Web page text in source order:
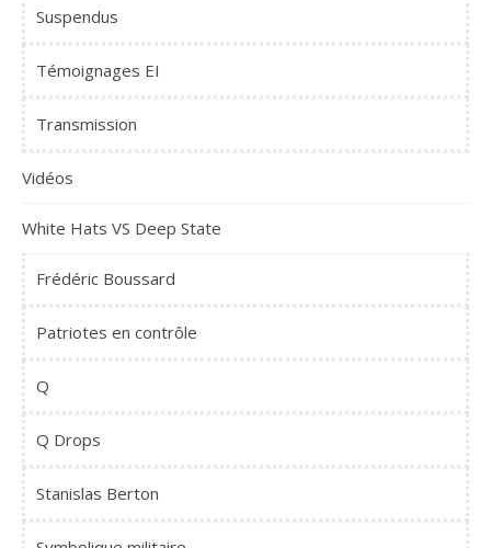
Suspendus
Témoignages EI
Transmission
Vidéos
White Hats VS Deep State
Frédéric Boussard
Patriotes en contrôle
Q
Q Drops
Stanislas Berton